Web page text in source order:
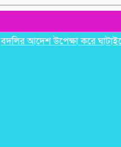
আদেশ উপেক্ষা করে ঘাটাইলেই